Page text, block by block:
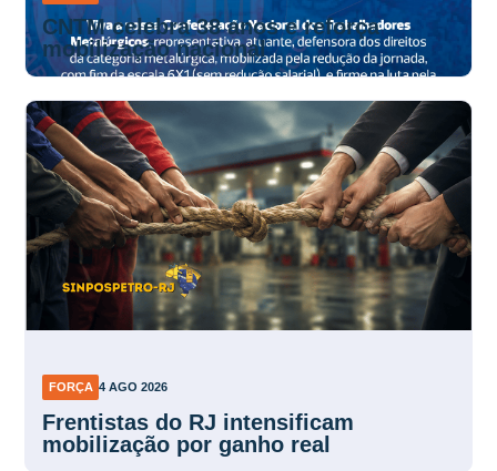
CNTM celebra 38 anos e reforça
mobilização nacional
FORÇA 4 AGO 2026
Frentistas do RJ intensificam
mobilização por ganho real